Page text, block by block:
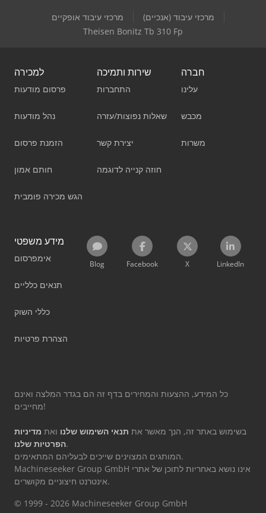
מרכזי עיבוד אופקיים
מרכזי עיבוד (אנכיים)
Theisen Bonitz Tb 310 Fp
למכירה
פרסום מודעות
נהל מודעות
הזמנת פרסום
חותם אמון
הגש מכירה פומבית
שירות ותמיכה
התחברות
שאלות נפוצות/עזרה
יצירת קשר
חוזה קנייה לדוגמה
חברה
עלינו
מכבש
משרות
מידע משפטי
אימפרסום
תנאים כלליים
כללי השוק
הצהרת פרטיות
Blog Facebook X LinkedIn
כל המידע, ההצעות והמחירים בדף זה הם בגדר המלצה ואינם
מחייבים!
בשימוש באתר זה, הנך מאשר את תנאי השימוש שלנו ואת מדיניות
הפרטיות שלנו.
המותגים המצוינים שייכים לבעליהם המתאימים.
Machineseeker Group GmbH אינו נושא באחריות לתוכן של אתרי
אינטרנט חיצוניים מקושרים.
© 1999 - 2026 Machineseeker Group GmbH